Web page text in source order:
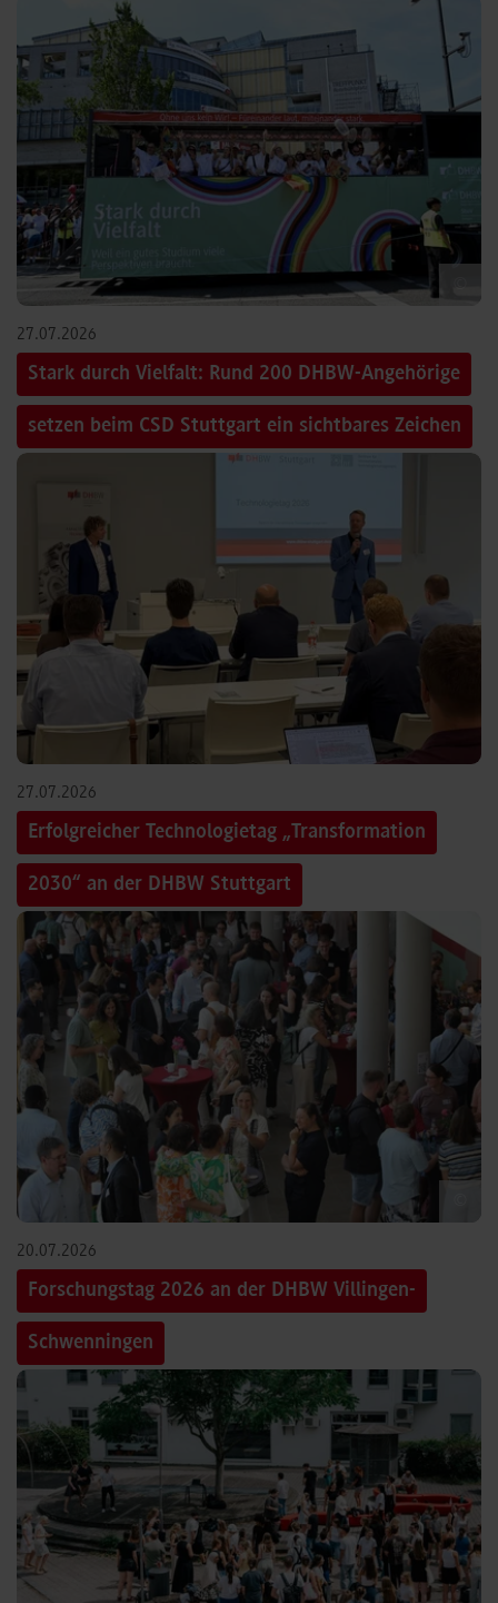
27.07.2026
Stark durch Vielfalt: Rund 200 DHBW-Angehörige
setzen beim CSD Stuttgart ein sichtbares Zeichen
27.07.2026
Erfolgreicher Technologietag „Transformation
2030“ an der DHBW Stuttgart
20.07.2026
Forschungstag 2026 an der DHBW Villingen-
Schwenningen